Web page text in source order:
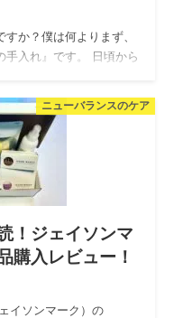
か？僕は何よりまず、
手入れ』です。 日頃から
状態に保つことが出来ま
ニューバランスのケア
！ジェイソンマ
購入レビュー！
イソンマーク）の